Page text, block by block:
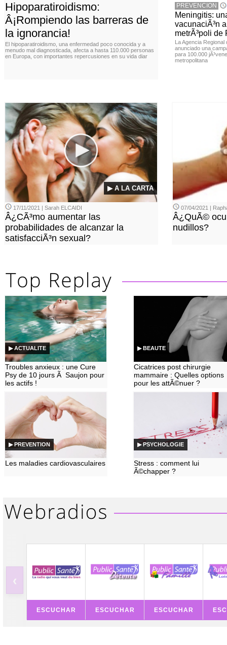
Hipoparatiroidismo:
Â¡Rompiendo las barreras de
la ignorancia!
El hipoparatiroidismo, una enfermedad poco conocida y a
menudo mal diagnosticada, afecta a hasta 110.000 personas
en Europa, con importantes repercusiones en su vida diar
PREVENCION
Meningitis:
vacunaciÃ³n
metrÃ³poli de
La Agencia
anunciado una
para 100.000
metropolitana
▶ A LA CARTA
17/11/2021 | Sarah ELCAIDI
Â¿CÃ³mo aumentar las
probabilidades de alcanzar la
satisfacciÃ³n sexual?
07/04/2021 |
Â¿QuÃ©
nudillos?
▶ ACTUALITE
Troubles anxieux : une Cure
Psy de 10 jours Ã Saujon pour
les actifs !
▶ BEAUTE
Cicatrices post chirurgie
mammaire : Quelles options
pour les attÃ©nuer ?
▶ PREVENTION
Les maladies cardiovasculaires
▶ PSYCHOLOGIE
Stress : comment lui
Ã©chapper ?
‹
ESCUCHAR ESCUCHAR ESCUCHAR